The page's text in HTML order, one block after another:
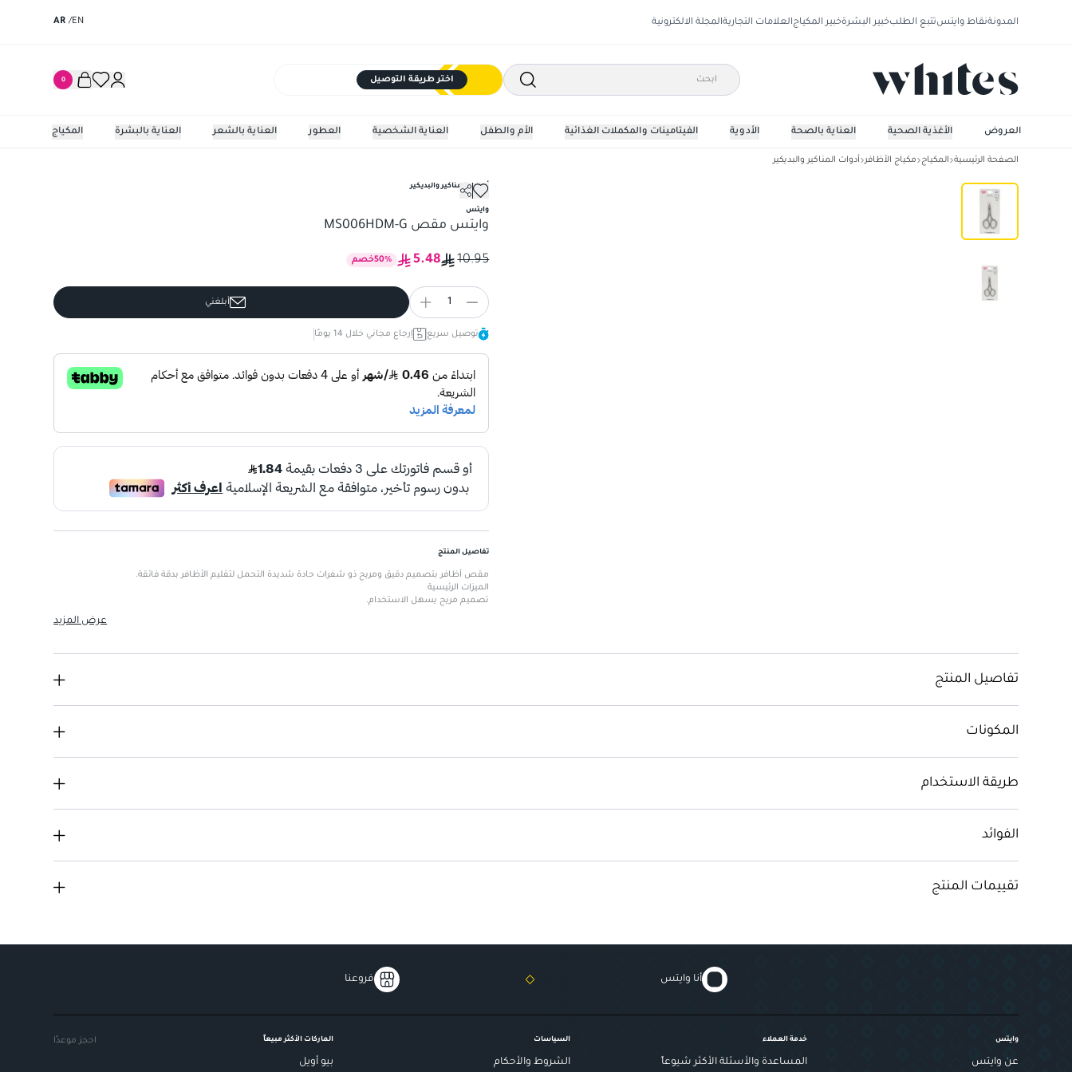
المدونةنقاط وايتستتبع الطلبخبير البشرةخبير المكياجالعلامات التجاريةالمجلة الالكترونية EN
/
AR
اختر طريقة التوصيل 0
المكياج العناية بالبشرة العناية بالشعر العطور العناية الشخصية الأم والطفل الفيتامينات والمكملات الغذائية الأدوية العناية بالصحة الأغذية الصحية العروض
الصفحة الرئيسية المكياج مكياج الأظافر أدوات المناكير والبديكير
وايتس مقص MS006HDM-G
أدوات المناكير والبديكير
وايتس
وايتس مقص MS006HDM-G
10.95
5.48
50% خصم
1 أبلغني
توصيل سريع إرجاع مجاني خلال 14 يومًا
تفاصيل المنتج
مقص أظافر بتصميم دقيق ومريح ذو شفرات حادة شديدة التحمل لتقليم الأظافر بدقة فائقة.
الميزات الرئيسية
تصميم مريح يسهل الاستخدام.
يتيح التحكم الكامل أثناء الاستخدام.
عرض المزيد
تفاصيل المنتج
المكونات
طريقة الاستخدام
الفوائد
تقييمات المنتج
أنا وايتس فروعنا
وايتس
عن وايتس
خدمة العملاء
المساعدة والأسئلة الأكثر شيوعاً
السياسات
الشروط والأحكام
الماركات الأكثر مبيعاً
بيو أويل
احجز موعدًا